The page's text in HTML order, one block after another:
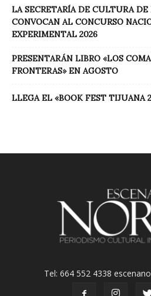
LA SECRETARÍA DE CULTURA
CONVOCAN AL CONCURSO
EXPERIMENTAL 2026
PRESENTARÁN LIBRO «LOS
FRONTERAS» EN AGOSTO
LLEGA EL «BOOK FEST TIJUANA
Tel: 664 552 4338